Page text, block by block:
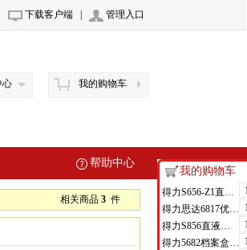
下载客户端 管理入口
心 我的购物车
帮助中心
相关商品 3件
我的购物车
得力S656-Z1直液式走珠笔0.5mm子弹头(红)(支)
得力思达6817优逸白板笔(黑)(支)
得力S856直液式走珠笔(黑)(支)
得力5682档案盒(蓝)(只)